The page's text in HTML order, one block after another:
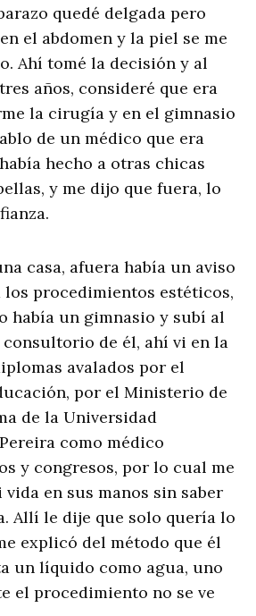
quedé delgada pero
el abdomen y la piel se me
Ahí tomé la decisión y al
años, consideré que era
la cirugía y en el gimnasio
de un médico que era
hecho a otras chicas
y me dijo que fuera, lo
casa, afuera había un aviso
los procedimientos estéticos,
había un gimnasio y subí al
de él, ahí vi en la
avalados por el
por el Ministerio de
de la Universidad
como médico
y congresos, por lo cual me
en sus manos sin saber
Allí le dije que solo quería lo
explicó del método que él
un líquido como agua, uno
el procedimiento no se ve